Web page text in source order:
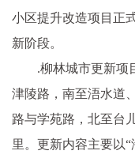
小区提升改造项目正
新阶段。
.柳林城市更新项
津陵路，南至浯水道
路与学苑路，北至台
里。更新内容主要以